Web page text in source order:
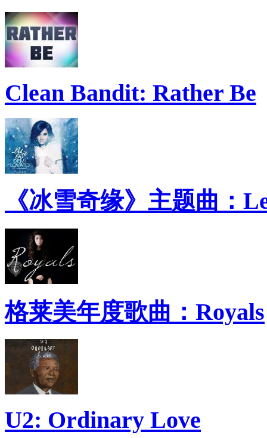
Clean Bandit: Rather Be
《冰雪奇缘》主题曲：
格莱美年度歌曲：Royals
U2: Ordinary Love